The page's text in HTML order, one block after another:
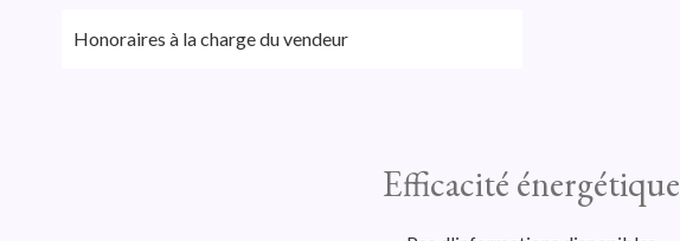
Honoraires à la charge du vendeur
Efficacité énergétique